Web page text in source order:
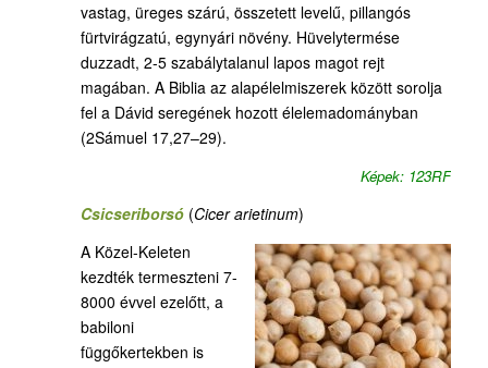
vastag, üreges szárú, összetett levelű, pillangós
fürtvirágzatú, egynyári növény. Hüvelytermése
duzzadt, 2-5 szabálytalanul lapos magot rejt
magában. A Biblia az alapélelmiszerek között sorolja
fel a Dávid seregének hozott élelemadományban
(2Sámuel 17,27–29).
Képek: 123RF
Csicseriborsó(Cicer arietinum)
A Közel-Keleten
kezdték termeszteni 7-
8000 évvel ezelőtt, a
babiloni
függőkertekben is